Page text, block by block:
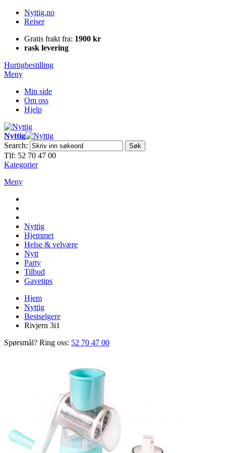
Nyttig.no
Reiser
Gratis frakt fra: 1900 kr
rask levering
Hurtigbestilling
Meny
Min side
Om oss
Hjelp
Nyttig
Search:
Søk
Tlf: 52 70 47 00
Kategorier
Meny
Nyttig
Hjemmet
Helse & velvære
Nytt
Party
Tilbud
Gavetips
Hjem
Nyttig
Bestselgere
Rivjern 3i1
Spørsmål? Ring oss: 52 70 47 00